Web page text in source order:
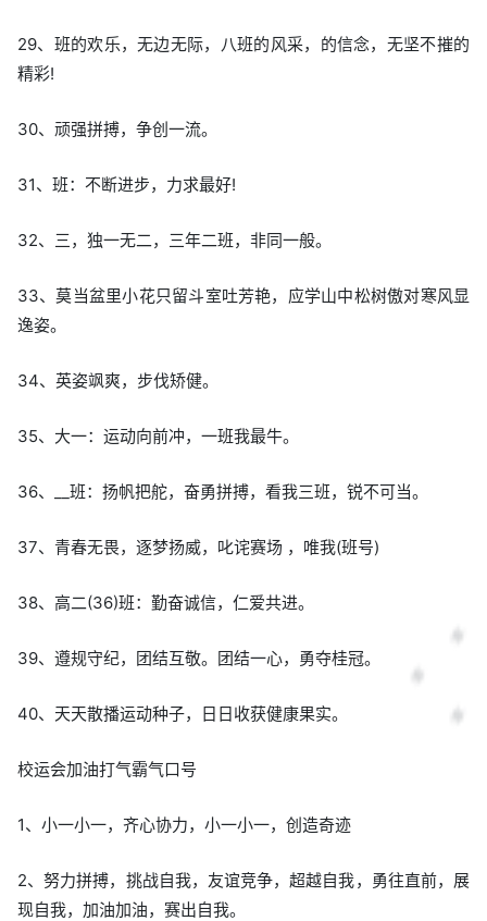
29、班的欢乐，无边无际，八班的风采，的信念，无坚不摧的
精彩!
30、顽强拼搏，争创一流。
31、班：不断进步，力求最好!
32、三，独一无二，三年二班，非同一般。
33、莫当盆里小花只留斗室吐芳艳，应学山中松树傲对寒风显
逸姿。
34、英姿飒爽，步伐矫健。
35、大一：运动向前冲，一班我最牛。
36、__班：扬帆把舵，奋勇拼搏，看我三班，锐不可当。
37、青春无畏，逐梦扬威，叱诧赛场 ，唯我(班号)
38、高二(36)班：勤奋诚信，仁爱共进。
39、遵规守纪，团结互敬。团结一心，勇夺桂冠。
40、天天散播运动种子，日日收获健康果实。
校运会加油打气霸气口号
1、小一小一，齐心协力，小一小一，创造奇迹
2、努力拼搏，挑战自我，友谊竞争，超越自我，勇往直前，展
现自我，加油加油，赛出自我。